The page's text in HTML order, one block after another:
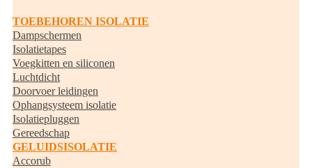
TOEBEHOREN ISOLATIE
Dampschermen
Isolatietapes
Voegkitten en siliconen
Luchtdicht
Doorvoer leidingen
Ophangsysteem isolatie
Isolatiepluggen
Gereedschap
GELUIDSISOLATIE
Accorub